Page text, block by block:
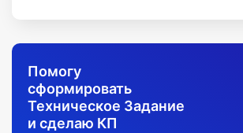
Помогу
сформировать
Техническое Задание
и сделаю КП